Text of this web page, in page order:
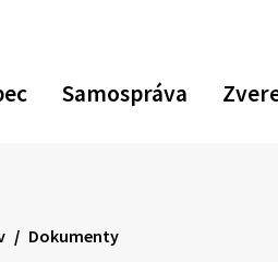
Samospráva
Dokumenty